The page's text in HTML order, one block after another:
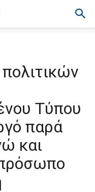
Τύπου
παρά
και